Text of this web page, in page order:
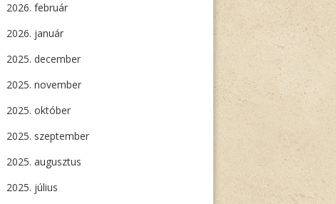
2026. február
2026. január
2025. december
2025. november
2025. október
2025. szeptember
2025. augusztus
2025. július